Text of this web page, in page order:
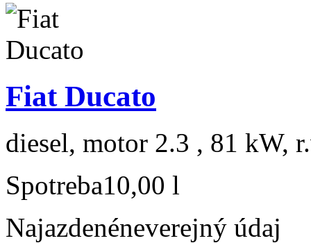
Fiat Ducato
diesel, motor 2.3 , 81 kW,
Spotreba10,00 l
Najazdenéneverejný údaj